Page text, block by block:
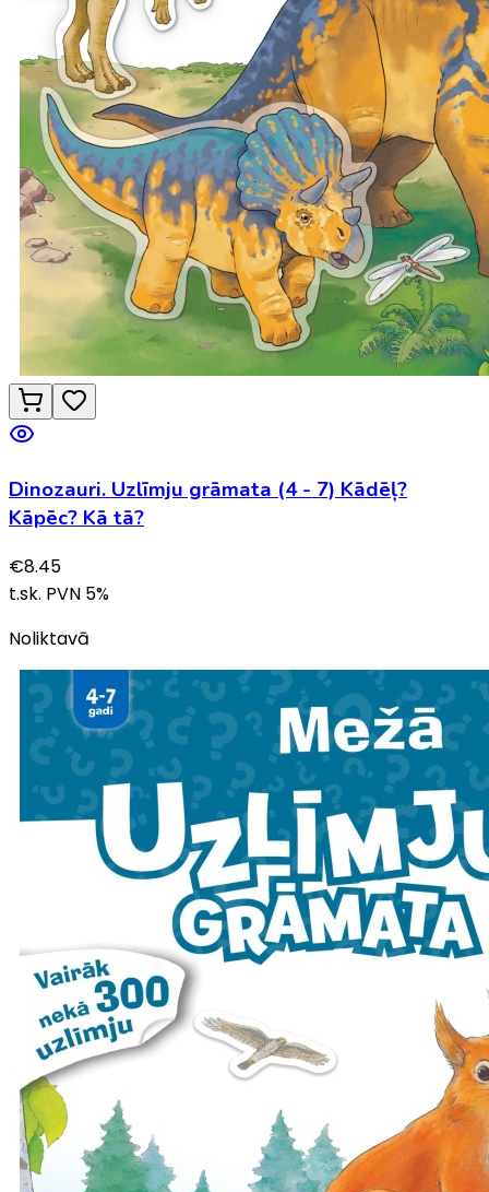
Dinozauri. Uzlīmju grāmata (4 - 7) Kādēļ?
Kāpēc? Kā tā?
€8.45
t.sk. PVN 5%
Noliktavā